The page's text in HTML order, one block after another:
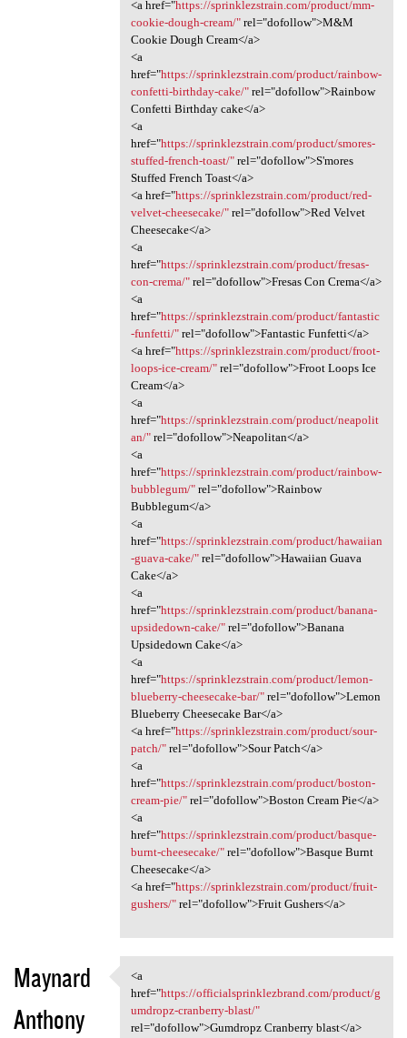
<a href="https://sprinklezstrain.com/product/mm-
cookie-dough-cream/"rel="dofollow">M&M
Cookie Dough Cream</a>
<a
href="https://sprinklezstrain.com/product/rainbow-
confetti-birthday-cake/"rel="dofollow">Rainbow
Confetti Birthday cake</a>
<a
href="https://sprinklezstrain.com/product/smores-
stuffed-french-toast/"rel="dofollow">S'mores
Stuffed French Toast</a>
<a href="https://sprinklezstrain.com/product/red-
velvet-cheesecake/"rel="dofollow">Red Velvet
Cheesecake</a>
<a
href="https://sprinklezstrain.com/product/fresas-
con-crema/"rel="dofollow">Fresas Con Crema</a>
<a
href="https://sprinklezstrain.com/product/fantastic
-funfetti/"rel="dofollow">Fantastic Funfetti</a>
<a href="https://sprinklezstrain.com/product/froot-
loops-ice-cream/"rel="dofollow">Froot Loops Ice
Cream</a>
<a
href="https://sprinklezstrain.com/product/neapolit
an/"rel="dofollow">Neapolitan</a>
<a
href="https://sprinklezstrain.com/product/rainbow-
bubblegum/"rel="dofollow">Rainbow
Bubblegum</a>
<a
href="https://sprinklezstrain.com/product/hawaiian
-guava-cake/"rel="dofollow">Hawaiian Guava
Cake</a>
<a
href="https://sprinklezstrain.com/product/banana-
upsidedown-cake/"rel="dofollow">Banana
Upsidedown Cake</a>
<a
href="https://sprinklezstrain.com/product/lemon-
blueberry-cheesecake-bar/"rel="dofollow">Lemon
Blueberry Cheesecake Bar</a>
<a href="https://sprinklezstrain.com/product/sour-
patch/"rel="dofollow">Sour Patch</a>
<a
href="https://sprinklezstrain.com/product/boston-
cream-pie/"rel="dofollow">Boston Cream Pie</a>
<a
href="https://sprinklezstrain.com/product/basque-
burnt-cheesecake/"rel="dofollow">Basque Burnt
Cheesecake</a>
<a href="https://sprinklezstrain.com/product/fruit-
gushers/"rel="dofollow">Fruit Gushers</a>
Maynard
Anthony
<a href="https:/
<a
href="https://officialsprinklezbrand.com/product/g
umdropz-cranberry-blast/"
rel="dofollow">Gumdropz Cranberry blast</a>